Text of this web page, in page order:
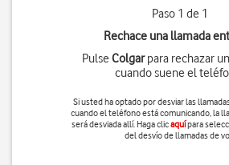
Paso 1 de 1
Rechace una llamada
Pulse Colgarpara rechazar
cuando suene el
Si usted ha optado por desviar las
cuando el teléfono está comunicando, la
será desviada allí. Haga clicaquípara
del desvío de llamadas de